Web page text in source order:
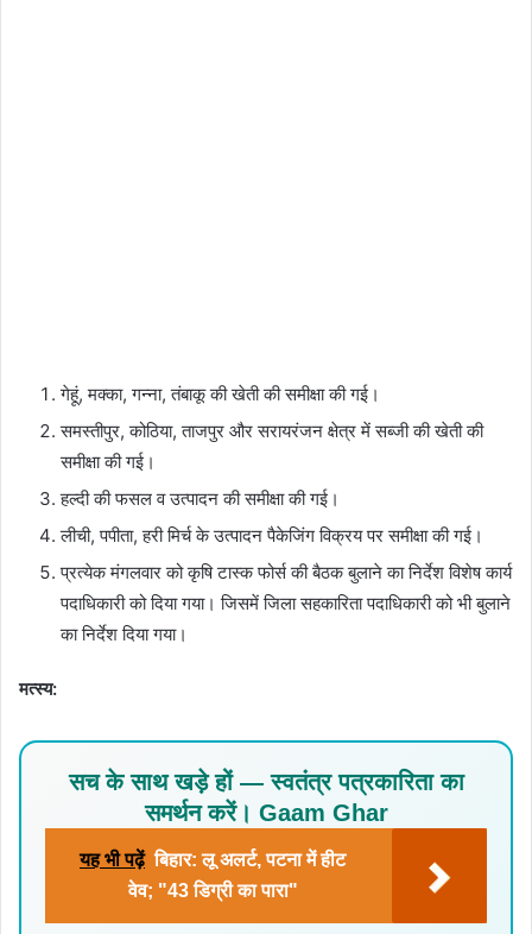
गेहूं, मक्का, गन्ना, तंबाकू की खेती की समीक्षा की गई।
समस्तीपुर, कोठिया, ताजपुर और सरायरंजन क्षेत्र में सब्जी की खेती की
समीक्षा की गई।
हल्दी की फसल व उत्पादन की समीक्षा की गई।
लीची, पपीता, हरी मिर्च के उत्पादन पैकेजिंग विक्रय पर समीक्षा की गई।
प्रत्येक मंगलवार को कृषि टास्क फोर्स की बैठक बुलाने का निर्देश विशेष कार्य
पदाधिकारी को दिया गया। जिसमें जिला सहकारिता पदाधिकारी को भी बुलाने
का निर्देश दिया गया।
मत्स्य:
सच के साथ खड़े हों — स्वतंत्र पत्रकारिता का
समर्थन करें। Gaam Ghar
यह भी पढ़ें बिहार: लू अलर्ट, पटना में हीट
वेव; "43 डिग्री का पारा"